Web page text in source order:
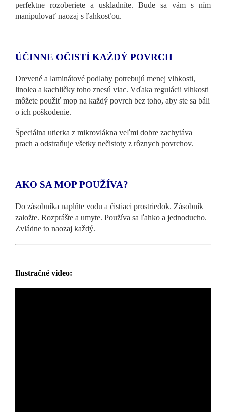
perfektne rozoberiete a uskladníte. Bude sa vám s ním
manipulovať naozaj s ľahkosťou.
ÚČINNE OČISTÍ KAŽDÝ POVRCH
Drevené a laminátové podlahy potrebujú menej vlhkosti,
linolea a kachličky toho znesú viac. Vďaka regulácii vlhkosti
môžete použiť mop na každý povrch bez toho, aby ste sa báli
o ich poškodenie.
Špeciálna utierka z mikrovlákna veľmi dobre zachytáva
prach a odstraňuje všetky nečistoty z rôznych povrchov.
AKO SA MOP POUŽÍVA?
Do zásobníka naplňte vodu a čistiaci prostriedok. Zásobník
založte. Rozprášte a umyte. Používa sa ľahko a jednoducho.
Zvládne to naozaj každý.
Ilustračné video: